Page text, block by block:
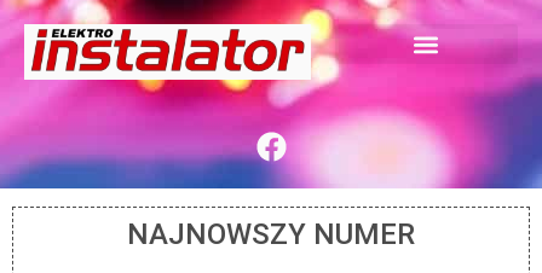
NAJNOWSZY NUMER